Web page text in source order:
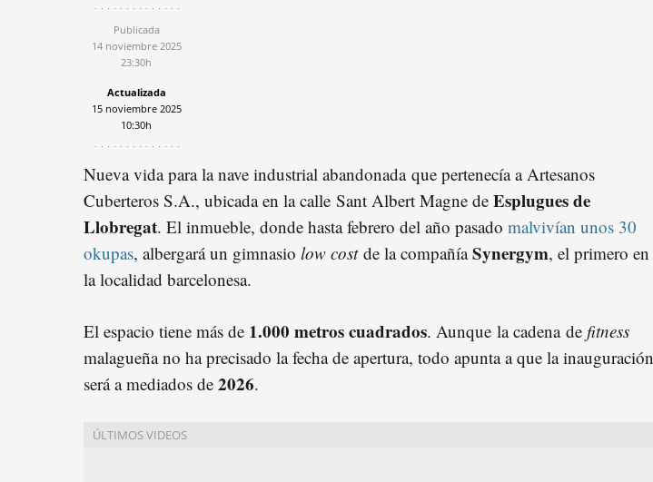
Publicada
14 noviembre 2025
23:30h
Actualizada
15 noviembre 2025
10:30h
Nueva vida para la nave industrial abandonada que pertenecía a Artesanos
Cuberteros S.A., ubicada en la calle Sant Albert Magne de Esplugues de
Llobregat. El inmueble, donde hasta febrero del año pasado malvivían unos 30
okupas, albergará un gimnasio low costde la compañíaSynergym, el primero en
la localidad barcelonesa.
El espacio tiene más de 1.000 metros cuadrados. Aunque la cadena de fitness
malagueña no ha precisado la fecha de apertura, todo apunta a que la inauguración
será a mediados de 2026.